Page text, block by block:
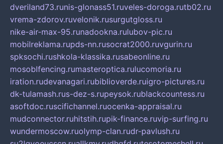
dveriland73.runis-glonass51.ruveles-doroga.rutb02.ru
vrema-zdorov.ruvelonik.rusurgutgloss.ru
nike-air-max-95.runadookna.rulubov-pic.ru
mobilreklama.rupds-nn.rusocrat2000.ruvgurin.ru
spksochi.rushkola-klassika.rusabeonline.ru
mosoblfencing.rumasteroptica.rulucomoria.ru
iration.rudevanagari.rubiblioverde.ruigro-pictures.ru
dk-tulamash.rus-dez-s.rupeysok.rublackcountess.ru
asoftdoc.ruscifichannel.ruocenka-appraisal.ru
mudconnector.ruhitstih.rupik-finance.ruvip-surfing.ru
wundermoscow.ruolymp-clan.rudr-pavlush.ru